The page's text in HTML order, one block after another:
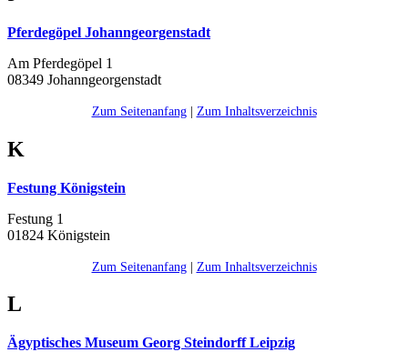
Pferdegöpel Johanngeorgenstadt
Am Pferdegöpel 1
08349 Johanngeorgenstadt
Zum Seitenanfang| Zum Inhaltsverzeichnis
K
Festung Königstein
Festung 1
01824 Königstein
Zum Seitenanfang| Zum Inhaltsverzeichnis
L
Ägyptisches Museum Georg Steindorff Leipzig